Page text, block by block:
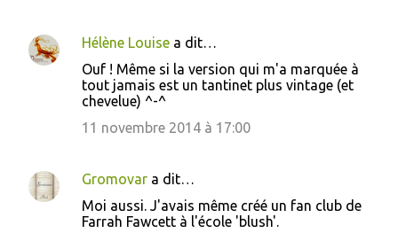
Hélène Louise a dit…
Ouf ! Même si la version qui m'a marquée à
tout jamais est un tantinet plus vintage (et
chevelue) ^-^
11 novembre 2014 à 17:00
Gromovar a dit…
Moi aussi. J'avais même créé un fan club de
Farrah Fawcett à l'école 'blush'.